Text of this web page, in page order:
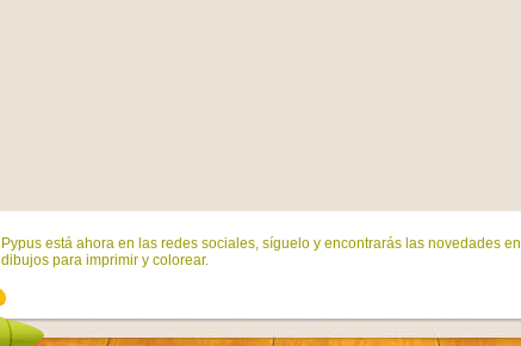
Pypus está ahora en las redes sociales, síguelo y encontrarás las novedades en
dibujos para imprimir y colorear.